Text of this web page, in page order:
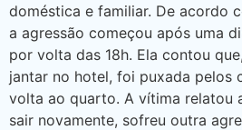
doméstica e familiar. De acordo
a agressão começou após uma
por volta das 18h. Ela contou
jantar no hotel, foi puxada pelos
volta ao quarto. A vítima relatou
sair novamente, sofreu outra